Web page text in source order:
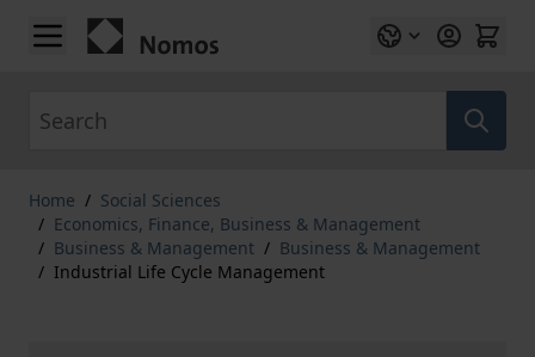
Skip to Content
Home / Social Sciences
/ Economics, Finance, Business & Management
/ Business & Management / Business & Management
/ Industrial Life Cycle Management